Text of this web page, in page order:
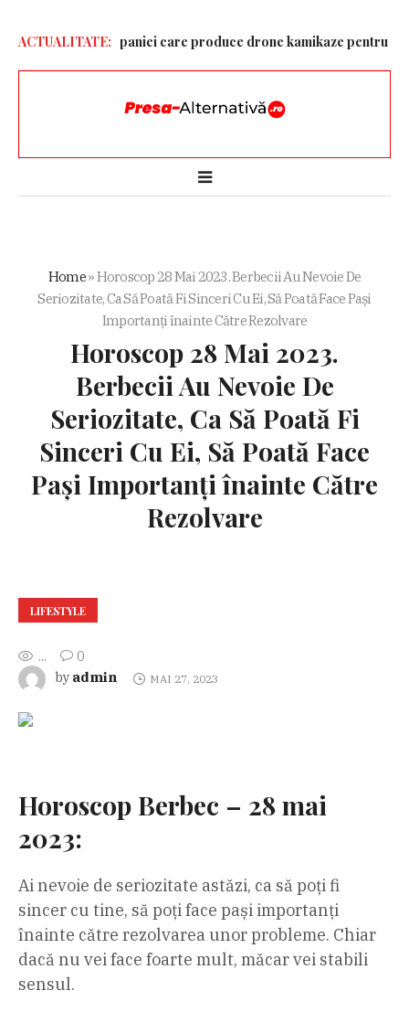
ACTUALITATE:
și șeful companiei care produce drone kamikaze pentru armată
Home»Horoscop 28 Mai 2023. Berbecii Au Nevoie De
Seriozitate, Ca Să Poată Fi Sinceri Cu Ei, Să Poată Face Pași
Importanți înainte Către Rezolvare
Horoscop 28 Mai 2023.
Berbecii Au Nevoie De
Seriozitate, Ca Să Poată Fi
Sinceri Cu Ei, Să Poată Face
Pași Importanți înainte Către
Rezolvare
LIFESTYLE
...
0
by admin MAI 27, 2023
Horoscop Berbec – 28 mai
2023:
Ai nevoie de seriozitate astăzi, ca să poți fi
sincer cu tine, să poți face pași importanți
înainte către rezolvarea unor probleme. Chiar
dacă nu vei face foarte mult, măcar vei stabili
sensul.